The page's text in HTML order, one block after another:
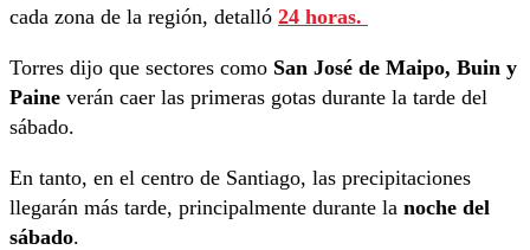
cada zona de la región, detalló 24 horas.
Torres dijo que sectores como San José de Maipo, Buin y
Paine verán caer las primeras gotas durante la tarde del
sábado.
En tanto, en el centro de Santiago, las precipitaciones
llegarán más tarde, principalmente durante la noche del
sábado.